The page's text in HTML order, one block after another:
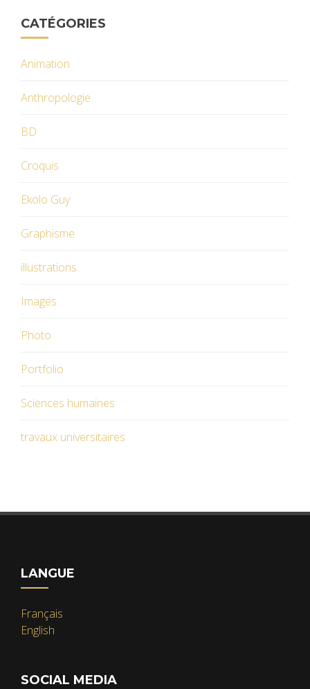
CATÉGORIES
Animation
Anthropologie
BD
Croquis
Ekolo Guy
Graphisme
illustrations
Images
Photo
Portfolio
Sciences humaines
travaux universitaires
LANGUE
Français
English
SOCIAL MEDIA